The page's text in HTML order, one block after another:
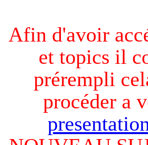
Afin d'avoir
et topics il
prérempli
procéder a